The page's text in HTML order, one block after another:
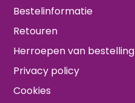
Bestelinformatie
Retouren
Herroepen van bestelling
Privacy policy
Cookies